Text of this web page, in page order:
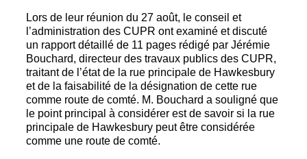
Lors de leur réunion du 27 août, le conseil et
l’administration des CUPR ont examiné et discuté
un rapport détaillé de 11 pages rédigé par Jérémie
Bouchard, directeur des travaux publics des CUPR,
traitant de l’état de la rue principale de Hawkesbury
et de la faisabilité de la désignation de cette rue
comme route de comté. M. Bouchard a souligné que
le point principal à considérer est de savoir si la rue
principale de Hawkesbury peut être considérée
comme une route de comté.